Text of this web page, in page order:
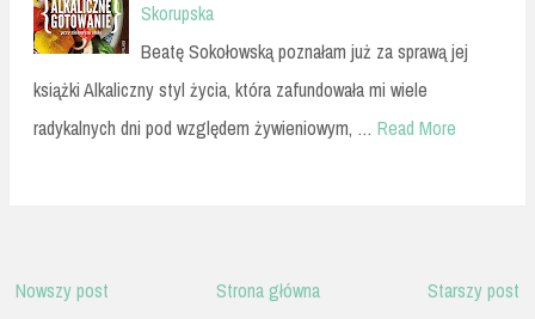
Skorupska
Beatę Sokołowską poznałam już za sprawą jej
książki Alkaliczny styl życia, która zafundowała mi wiele
radykalnych dni pod względem żywieniowym, … Read More
Nowszy post Starszy post
Strona główna